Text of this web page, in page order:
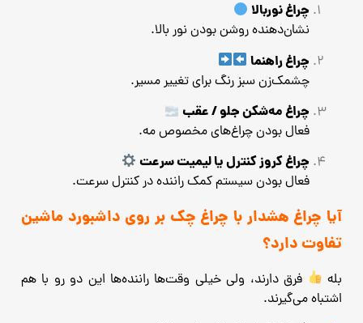
چراغ نوربالا
نشان‌دهنده روشن بودن نور بالا.
چراغ راهنما
چشمک‌زن سبز رنگ برای تغییر مسیر.
چراغ مه‌شکن جلو / عقب
فعال بودن چراغ‌های مخصوص مه.
چراغ کروز کنترل یا لیمیت سرعت
فعال بودن سیستم کمک راننده در کنترل سرعت.
آیا چراغ هشدار با چراغ چک بر روی داشبورد ماشین
تفاوت دارد؟
بله
فرق دارند، ولی خیلی وقت‌ها راننده‌ها این دو رو با هم
اشتباه می‌گیرند.